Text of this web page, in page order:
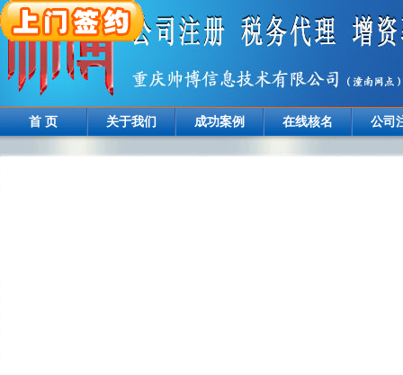
首 页 关于我们 成功案例 在线核名 公司